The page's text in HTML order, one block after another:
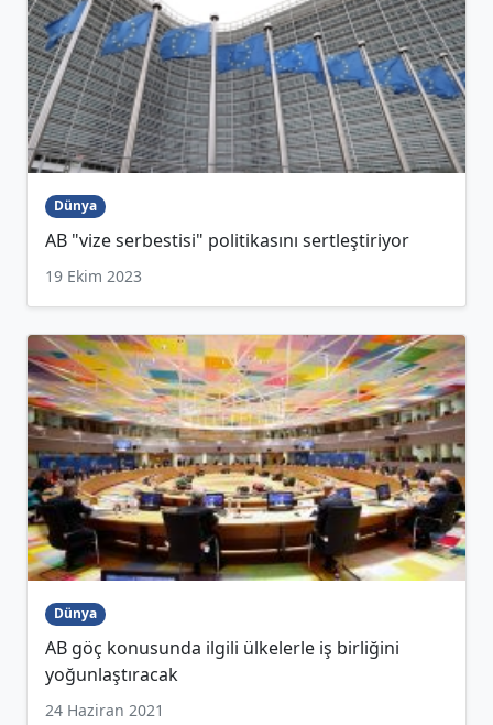
Dünya
AB "vize serbestisi" politikasını sertleştiriyor
19 Ekim 2023
Dünya
AB göç konusunda ilgili ülkelerle iş birliğini
yoğunlaştıracak
24 Haziran 2021